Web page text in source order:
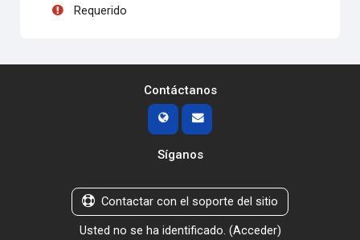
Requerido
Contáctanos
Síganos
Contactar con el soporte del sitio
Usted no se ha identificado. (Acceder)